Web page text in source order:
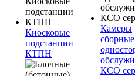
Киосковые
подстанции
КТПН
Камеры
сборные
КСО